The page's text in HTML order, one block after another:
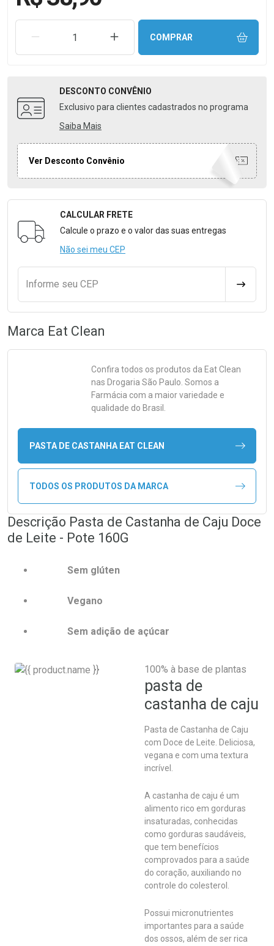
REMOVER UMA UNIDADEAUMENTAR UMA UNIDADE
COMPRAR
DESCONTO CONVÊNIO
Exclusivo para clientes cadastrados no programa
Saiba Mais
Ver Desconto Convênio
Formulário para Calcular o Frete
CALCULAR FRETE
Calcule o prazo e o valor das suas entregas
Não sei meu CEP
Informe seu CEP
Marca Eat Clean
Confira todos os produtos da Eat Clean
nas Drogaria São Paulo. Somos a
Farmácia com a maior variedade e
qualidade do Brasil.
PASTA DE CASTANHA EAT CLEAN
TODOS OS PRODUTOS DA MARCA
Descrição Pasta de Castanha de Caju Doce
de Leite - Pote 160G
Sem glúten
Vegano
Sem adição de açúcar
100% à base de plantas
pasta de
castanha de caju
Pasta de Castanha de Caju
com Doce de Leite. Deliciosa,
vegana e com uma textura
incrível.
A castanha de caju é um
alimento rico em gorduras
insaturadas, conhecidas
como gorduras saudáveis,
que tem benefícios
comprovados para a saúde
do coração, auxiliando no
controle do colesterol.
Possui micronutrientes
importantes para a saúde
dos ossos, além de ser rica